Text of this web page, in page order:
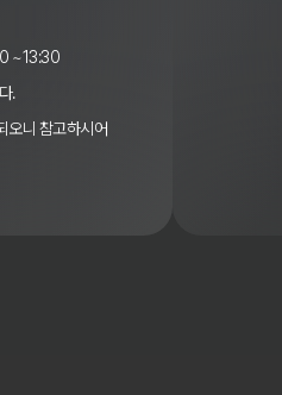
~13:30
.
오니 참고하시어